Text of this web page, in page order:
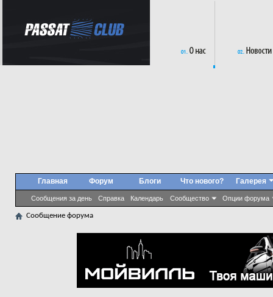
Главная Форум
Сообщения за день Справка Календарь Сообщество Опции форума
Блоги Что нового? Галерея
Сообщение форума